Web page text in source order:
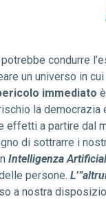
potrebbe condurre
un universo in
immediato
la democrazia
effetti a partire dal
di sottrarre i
Intelligenza
persone.
a nostra